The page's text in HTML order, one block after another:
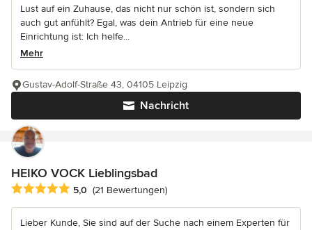
Lust auf ein Zuhause, das nicht nur schön ist, sondern sich
auch gut anfühlt? Egal, was dein Antrieb für eine neue
Einrichtung ist: Ich helfe...
Mehr
Nachricht
Gustav-Adolf-Straße 43, 04105 Leipzig
HEIKO VOCK Lieblingsbad
Durchschnittliche Bewertung: 5 von 5 Sternen
5,0 (21 Bewertungen)
Lieber Kunde, Sie sind auf der Suche nach einem Experten für